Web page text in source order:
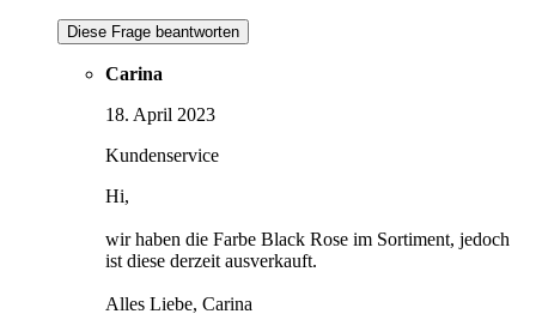
Diese Frage beantworten
Carina
18. April 2023
Kundenservice
Hi,
wir haben die Farbe Black Rose im Sortiment, jedoch
ist diese derzeit ausverkauft.
Alles Liebe, Carina